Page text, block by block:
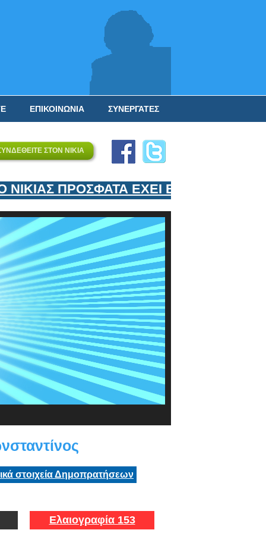
ΣΥΝΕΡΓΑΤΕΣ
ΕΠΙΚΟΙΝΩΝΙΑ
ΣΤΟΝ ΝΙΚΙΑ
ΠΡΟΣΦΑΤΑ ΕΧΕΙ ΕΝΤΑΞΕΙ ΣΤΟΝ
στοιχεία Δημοπρατήσεων
Ελαιογραφία 153